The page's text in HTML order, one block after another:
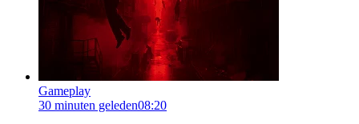
Gameplay
30 minuten geleden08:20